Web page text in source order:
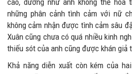
cao, dường như anh không thể hóa
những phân cảnh tình cảm với nữ
không cảm nhận được tình cảm sâu
Xuân cũng chưa có quá nhiều kinh
thiếu sót của anh cũng được khán giả
Khả năng diễn xuất còn kém của